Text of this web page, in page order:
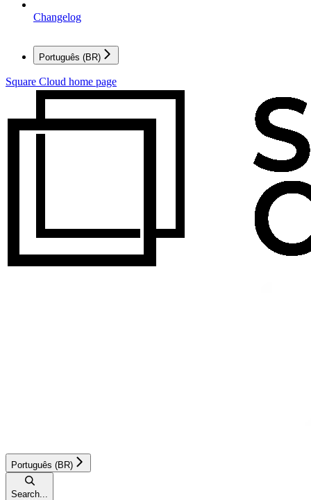
Changelog
Português (BR)
Square Cloud home page
Português (BR)
Search...